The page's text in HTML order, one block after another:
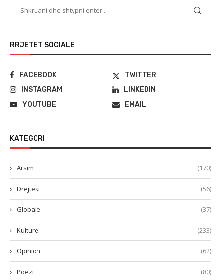
RRJETET SOCIALE
FACEBOOK
TWITTER
INSTAGRAM
LINKEDIN
YOUTUBE
EMAIL
KATEGORI
Arsim (170)
Drejtësi (56)
Globale (37)
Kulturë (233)
Opinion (62)
Poezi (80)